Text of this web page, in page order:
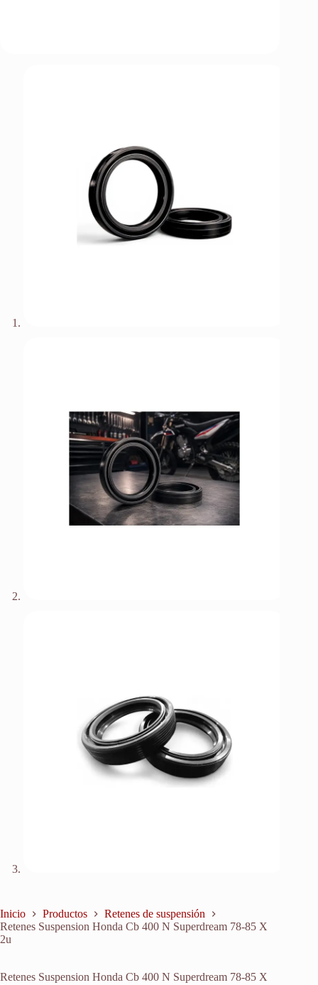
Inicio Productos
Retenes de suspensión
Retenes Suspension Honda Cb 400 N Superdream 78-85 X
2u
Retenes Suspension Honda Cb 400 N Superdream 78-85 X